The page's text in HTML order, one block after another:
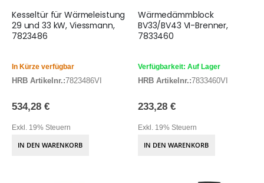
Kesseltür für Wärmeleistung
29 und 33 kW, Viessmann,
7823486
In Kürze verfügbar
HRB Artikelnr.:7823486VI
534,28 €
Exkl. 19% Steuern
IN DEN WARENKORB
Wärmedämmblock
BV33/BV43 VI-Brenner,
7833460
Verfügbarkeit: Auf Lager
HRB Artikelnr.:7833460VI
233,28 €
Exkl. 19% Steuern
IN DEN WARENKORB